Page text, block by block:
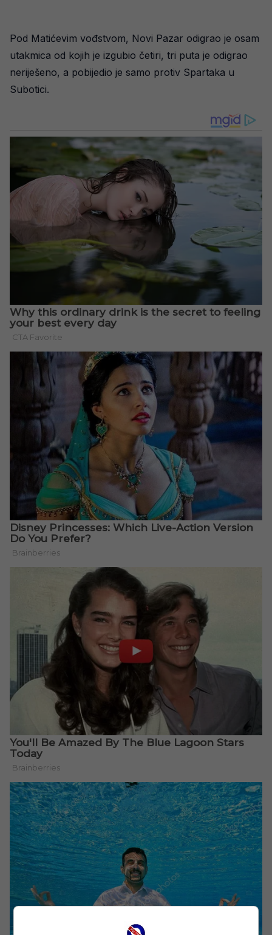
Pod Matićevim vođstvom, Novi Pazar odigrao je osam
utakmica od kojih je izgubio četiri, tri puta je odigrao
neriješeno, a pobijedio je samo protiv Spartaka u
Subotici.